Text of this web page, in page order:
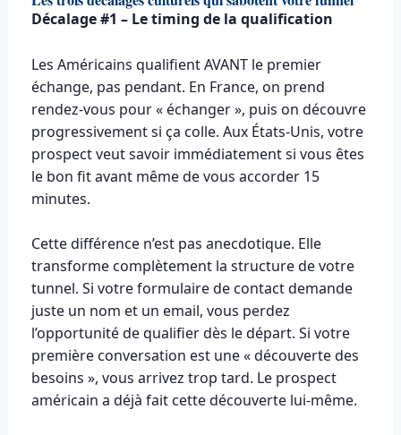
Décalage #1 – Le timing de la qualification
Les Américains qualifient AVANT le premier
échange, pas pendant. En France, on prend
rendez-vous pour « échanger », puis on découvre
progressivement si ça colle. Aux États-Unis, votre
prospect veut savoir immédiatement si vous êtes
le bon fit avant même de vous accorder 15
minutes.
Cette différence n’est pas anecdotique. Elle
transforme complètement la structure de votre
tunnel. Si votre formulaire de contact demande
juste un nom et un email, vous perdez
l’opportunité de qualifier dès le départ. Si votre
première conversation est une « découverte des
besoins », vous arrivez trop tard. Le prospect
américain a déjà fait cette découverte lui-même.